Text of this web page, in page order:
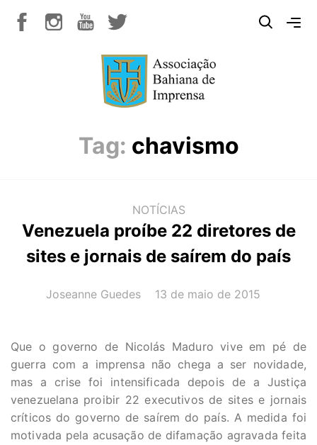
Tag: chavismo
NOTÍCIAS
Venezuela proíbe 22 diretores de
sites e jornais de saírem do país
AUTOR(A):
Joseanne Guedes DATA:
13 de maio de 2015
Que o governo de Nicolás Maduro vive em pé de
guerra com a imprensa não chega a ser novidade,
mas a crise foi intensificada depois de a Justiça
venezuelana proibir 22 executivos de sites e jornais
críticos do governo de saírem do país. A medida foi
motivada pela acusação de difamação agravada feita